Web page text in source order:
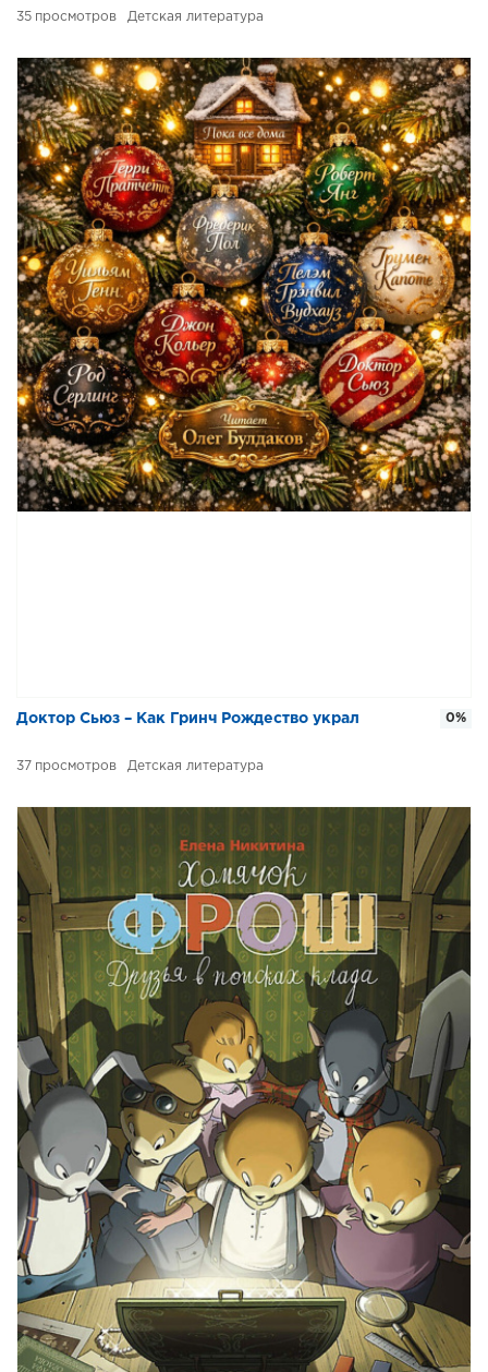
35 Детская литература
Доктор Сьюз – Как Гринч Рождество украл
37 Детская литература
0%